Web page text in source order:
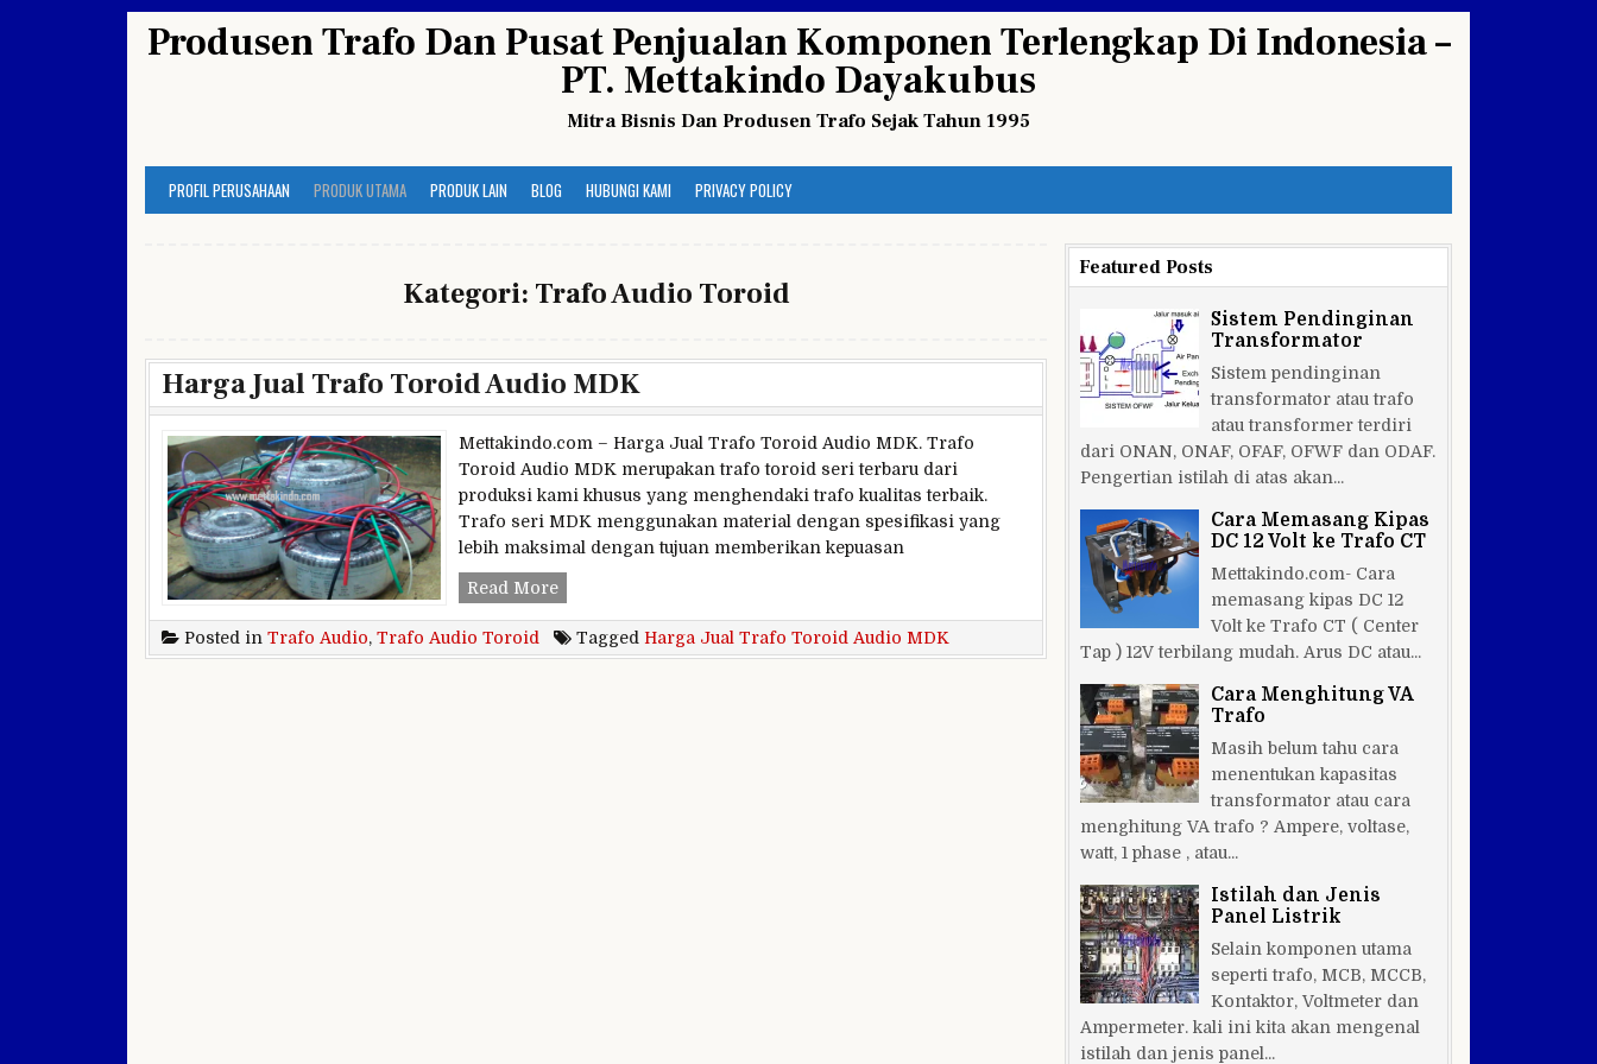
Produsen Trafo Dan Pusat Penjualan Komponen Terlengkap Di Indonesia –
PT. Mettakindo Dayakubus
Mitra Bisnis Dan Produsen Trafo Sejak Tahun 1995
PROFIL PERUSAHAAN PRODUK UTAMA PRODUK LAIN BLOG HUBUNGI KAMI PRIVACY POLICY
Kategori: Trafo Audio Toroid
Harga Jual Trafo Toroid Audio MDK
Mettakindo.com – Harga Jual Trafo Toroid Audio MDK. Trafo
Toroid Audio MDK merupakan trafo toroid seri terbaru dari
produksi kami khusus yang menghendaki trafo kualitas terbaik.
Trafo seri MDK menggunakan material dengan spesifikasi yang
lebih maksimal dengan tujuan memberikan kepuasan
Read MoreHarga
Trafo
Toroid
Posted in Trafo Audio, Trafo Audio Toroid Tagged Harga Jual Trafo Toroid Audio MDK
Featured Posts
Sistem Pendinginan
Transformator
Sistem pendinginan
transformator atau trafo
atau transformer terdiri
dari ONAN, ONAF, OFAF, OFWF dan ODAF.
Pengertian istilah di atas akan...
Cara Memasang Kipas
DC 12 Volt ke Trafo CT
Mettakindo.com- Cara
memasang kipas DC 12
Volt ke Trafo CT ( Center
Tap ) 12V terbilang mudah. Arus DC atau...
Cara Menghitung VA
Trafo
Masih belum tahu cara
menentukan kapasitas
transformator atau cara
menghitung VA trafo ? Ampere, voltase,
watt, 1 phase , atau...
Istilah dan Jenis
Panel Listrik
Selain komponen utama
seperti trafo, MCB, MCCB,
Kontaktor, Voltmeter dan
Ampermeter. kali ini kita akan mengenal
istilah dan jenis panel...